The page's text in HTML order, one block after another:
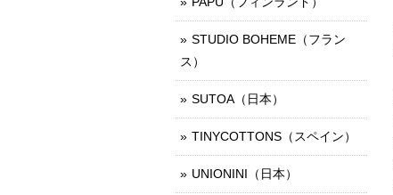
STUDIO BOHEME（フラン
ス）
SUTOA（日本）
TINYCOTTONS（スペイン）
UNIONINI（日本）